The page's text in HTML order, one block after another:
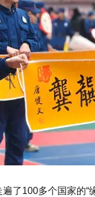
了100多个国家的